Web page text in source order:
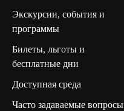
Экскурсии, события и
программы
Билеты, льготы и
бесплатные дни
Доступная среда
Часто задаваемые вопросы